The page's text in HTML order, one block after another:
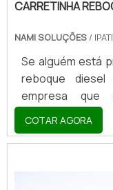
CARRETINHA
NAMI SOLUÇÕES /
Se alguém está
reboque diesel
empresa que
Elaborando
chama Soluções
a melhor
o interesse é
COTAR AGORA